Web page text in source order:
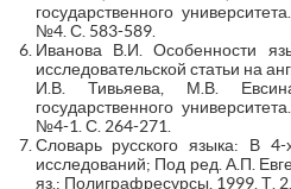
государственного
№4. С. 583-589.
Иванова В.И. Особенности
исследовательской статьи на
И.В. Тивьяева, М.В.
государственного
№4-1. С. 264-271.
Словарь русского языка: В
исследований; Под ред. А.П.
яз.; Полиграфресурсы, 1999. Т.